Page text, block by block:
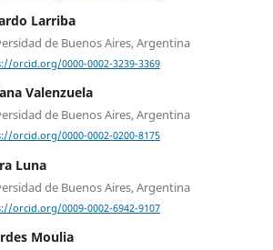
Larriba
de Buenos Aires, Argentina
orcid.org/0000-0002-3239-3369
Valenzuela
de Buenos Aires, Argentina
orcid.org/0000-0002-0200-8175
Luna
de Buenos Aires, Argentina
orcid.org/0009-0002-6942-9107
Moulia